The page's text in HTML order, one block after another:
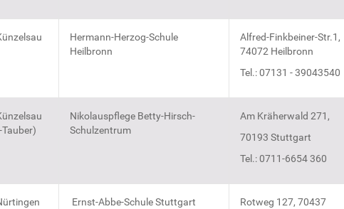
Hermann-Herzog-Schule
Heilbronn
Alfred-Finkbeiner-Str.1,
74072 Heilbronn
Tel.: 07131 - 39043540
Nikolauspflege Betty-Hirsch-
Schulzentrum
Am Kräherwald 271,
70193 Stuttgart
Tel.: 0711-6654 360
Ernst-Abbe-Schule Stuttgart
Rotweg 127, 70437